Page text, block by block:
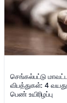
செங்கல்பட்டு
விபத்துகள்: 4
பெண் உயிரிழப்பு